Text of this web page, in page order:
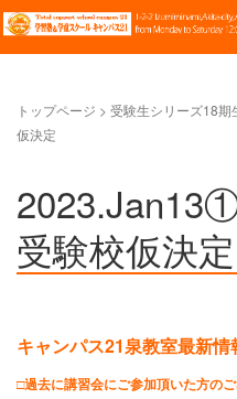
トップページ > 受験生シリーズ18期
仮決定
受験校仮決定
キャンパス21泉教室最新情
□過去に講習会にご参加頂いた方の